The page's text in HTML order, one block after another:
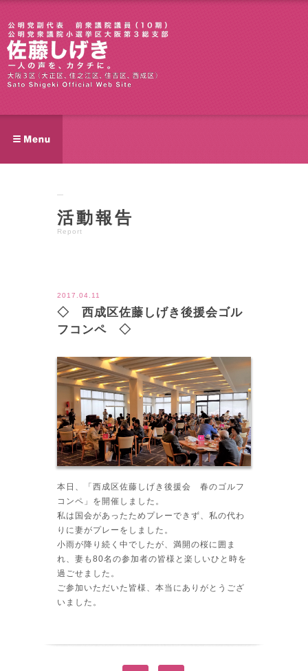
活動報告
Report
2017.04.11
◇ 西成区佐藤しげき後援会ゴル
フコンペ ◇
本日、「西成区佐藤しげき後援会 春のゴルフ
コンペ」を開催しました。
私は国会があったためプレーできず、私の代わ
りに妻がプレーをしました。
小雨が降り続く中でしたが、満開の桜に囲ま
れ、妻も80名の参加者の皆様と楽しいひと時を
過ごせました。
ご参加いただいた皆様、本当にありがとうござ
いました。